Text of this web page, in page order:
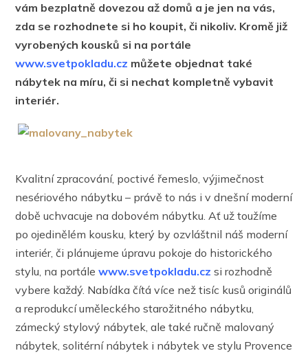
vám bezplatně dovezou až domů a je jen na vás,
zda se rozhodnete si ho koupit, či nikoliv. Kromě již
vyrobených kousků si na portále
www.svetpokladu.cz můžete objednat také
nábytek na míru, či si nechat kompletně vybavit
interiér.
Kvalitní zpracování, poctivé řemeslo, výjimečnost
nesériového nábytku – právě to nás i v dnešní moderní
době uchvacuje na dobovém nábytku. Ať už toužíme
po ojedinělém kousku, který by ozvláštnil náš moderní
interiér, či plánujeme úpravu pokoje do historického
stylu, na portálewww.svetpokladu.cz si rozhodně
vybere každý. Nabídka čítá více než tisíc kusů originálů
a reprodukcí uměleckého starožitného nábytku,
zámecký stylový nábytek, ale také ručně malovaný
nábytek, solitérní nábytek i nábytek ve stylu Provence